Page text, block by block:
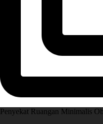
Penyekat Ruangan Minimalis